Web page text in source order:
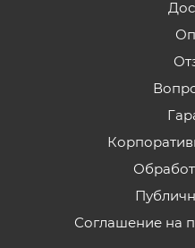
Соглашение на